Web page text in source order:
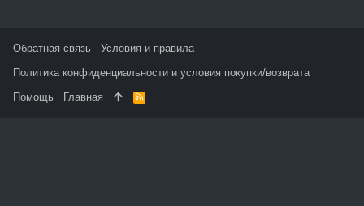
Обратная связь
Условия и правила
Политика конфиденциальности и условия покупки/возврата
Помощь
Главная
R